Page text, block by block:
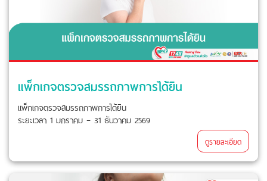
แพ็กเกจตรวจสมรรถภาพการได้ยิน
แพ็กเกจตรวจสมรรถภาพการได้ยิน
ระยะเวลา 1 มกราคม – 31 ธันวาคม 2569
ดูรายละเอียด